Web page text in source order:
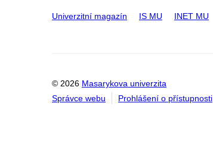
Univerzitní magazín IS MU INET MU
© 2026 Masarykova univerzita
Správce webu
Prohlášení o přístupnosti